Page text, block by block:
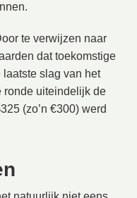
te verwijzen naar
dat toekomstige
slag van het
ronde uiteindelijk de
(zo’n €300) werd